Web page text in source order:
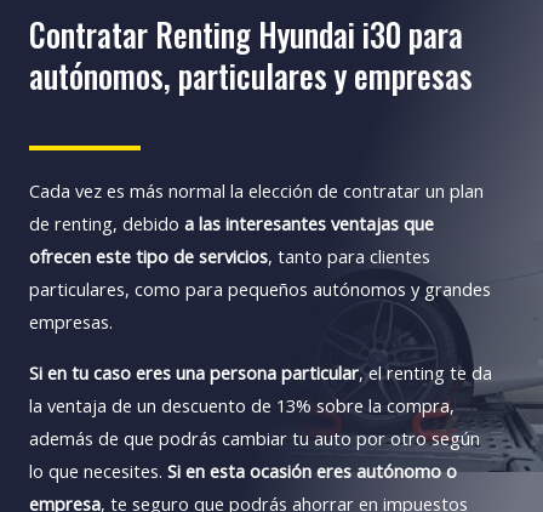
Contratar Renting Hyundai i30 para
autónomos, particulares y empresas
Cada vez es más normal la elección de contratar un plan
de renting, debido a las interesantes ventajas que
ofrecen este tipo de servicios, tanto para clientes
particulares, como para pequeños autónomos y grandes
empresas.
Si en tu caso eres una persona particular, el renting te da
la ventaja de un descuento de 13% sobre la compra,
además de que podrás cambiar tu auto por otro según
lo que necesites. Si en esta ocasión eres autónomo o
empresa, te seguro que podrás ahorrar en impuestos